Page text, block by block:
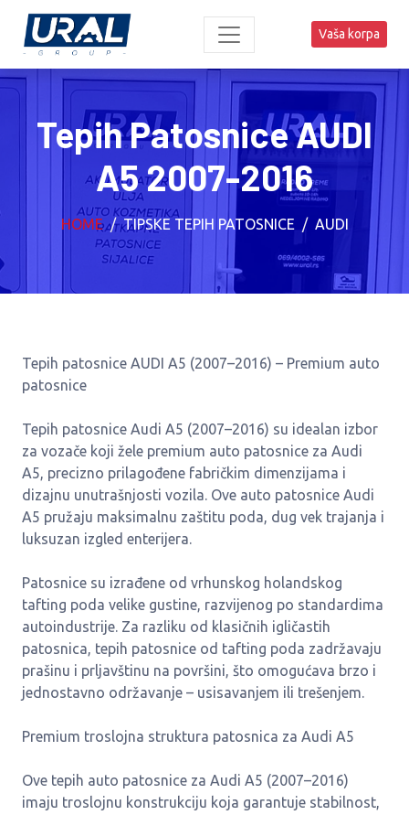
Vaša korpa
Tepih Patosnice AUDI
A5 2007-2016
HOME TIPSKE TEPIH PATOSNICE AUDI
Tepih patosnice AUDI A5 (2007–2016) – Premium auto
patosnice
Tepih patosnice Audi A5 (2007–2016) su idealan izbor
za vozače koji žele premium auto patosnice za Audi
A5, precizno prilagođene fabričkim dimenzijama i
dizajnu unutrašnjosti vozila. Ove auto patosnice Audi
A5 pružaju maksimalnu zaštitu poda, dug vek trajanja i
luksuzan izgled enterijera.
Patosnice su izrađene od vrhunskog holandskog
tafting poda velike gustine, razvijenog po standardima
autoindustrije. Za razliku od klasičnih igličastih
patosnica, tepih patosnice od tafting poda zadržavaju
prašinu i prljavštinu na površini, što omogućava brzo i
jednostavno održavanje – usisavanjem ili trešenjem.
Premium troslojna struktura patosnica za Audi A5
Ove tepih auto patosnice za Audi A5 (2007–2016)
imaju troslojnu konstrukciju koja garantuje stabilnost,